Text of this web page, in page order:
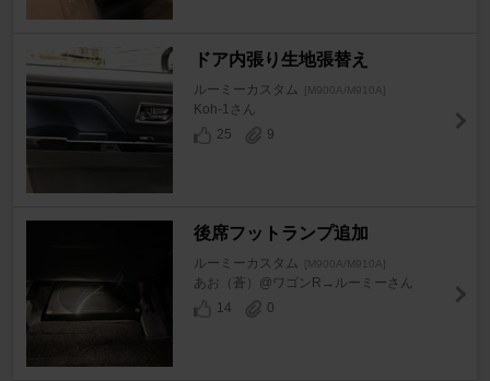
ドア内張り生地張替え
ルーミーカスタム [M900A/M910A]
Koh-1さん
25
9
後席フットランプ追加
ルーミーカスタム [M900A/M910A]
あお（蒼）@ワゴンR→ルーミーさん
14
0